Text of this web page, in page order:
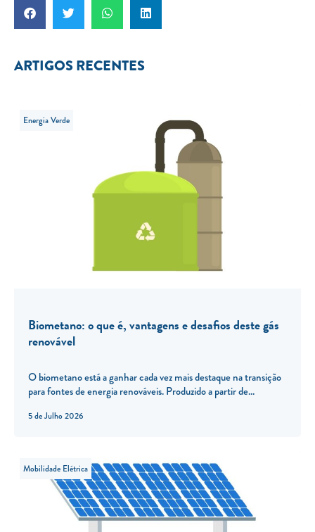
ARTIGOS RECENTES
5 de Julho 2026
Energia Verde
Biometano: o que é, vantagens e desafios deste gás
renovável
O biometano está a ganhar cada vez mais destaque na transição
para fontes de energia renováveis. Produzido a partir de...
Mobilidade Elétrica